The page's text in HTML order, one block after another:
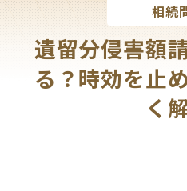
相続
遺留分侵害額
る？時効を止
く